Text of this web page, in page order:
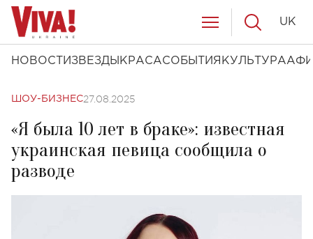
НОВОСТИ ЗВЕЗДЫ КРАСАСОБЫТИЯ КУЛЬТУРА
UK
ШОУ-БИЗНЕС27.08.2025
«Я была 10 лет в браке»: известная
украинская певица сообщила о
разводе